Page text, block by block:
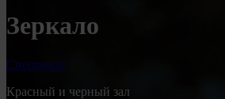
Зеркало
Спецпоказ
Красный и черный зал